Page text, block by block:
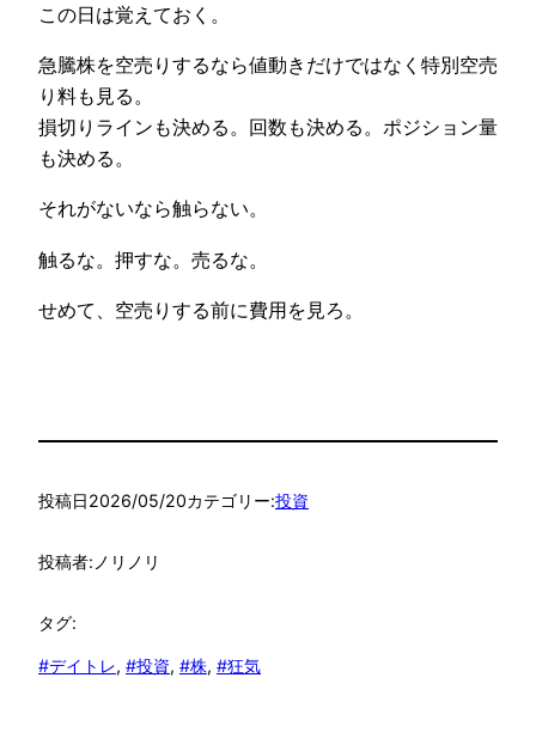
この日は覚えておく。
急騰株を空売りするなら値動きだけではなく特別空売
り料も見る。
損切りラインも決める。回数も決める。ポジション量
も決める。
それがないなら触らない。
触るな。押すな。売るな。
せめて、空売りする前に費用を見ろ。
投稿日2026/05/20カテゴリー:投資
投稿者: ノリノリ
タグ:
#デイトレ, #投資, #株, #狂気